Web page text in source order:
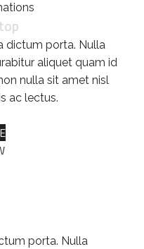
top
dictum porta. Nulla
aliquet quam id
nulla sit amet nisl
ac lectus.
porta. Nulla